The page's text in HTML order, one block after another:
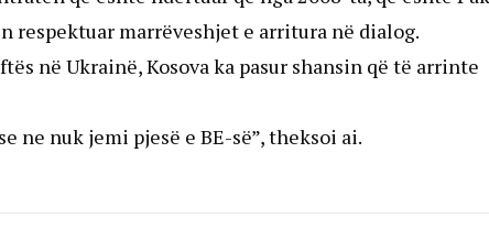
respektuar marrëveshjet e arritura në dialog.
në Ukrainë, Kosova ka pasur shansin që të arrinte
ne nuk jemi pjesë e BE-së”, theksoi ai.